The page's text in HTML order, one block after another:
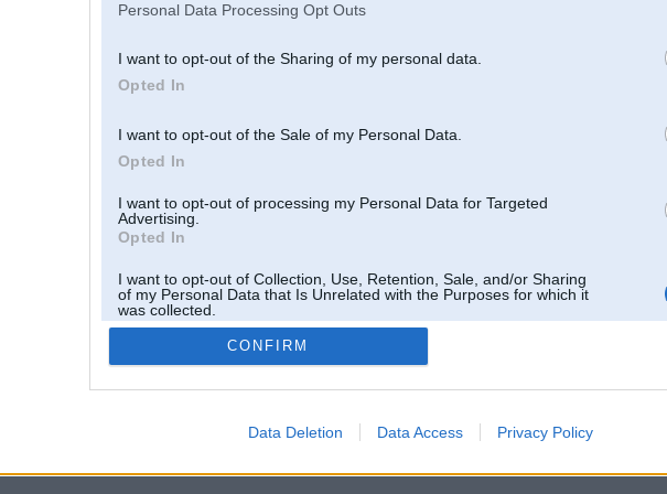
Personal Data Processing Opt Outs
I want to opt-out of the Sharing of my personal data.
Opted In
I want to opt-out of the Sale of my Personal Data.
Opted In
I want to opt-out of processing my Personal Data for Targeted
Advertising.
Opted In
I want to opt-out of Collection, Use, Retention, Sale, and/or Sharing
of my Personal Data that Is Unrelated with the Purposes for which it
was collected.
Opted Out
CONFIRM
Data Deletion Data Access Privacy Policy
173
BMWPower.lv darbojas
gada 14. maija. Tas nav auto klubs un nav saistīts ar